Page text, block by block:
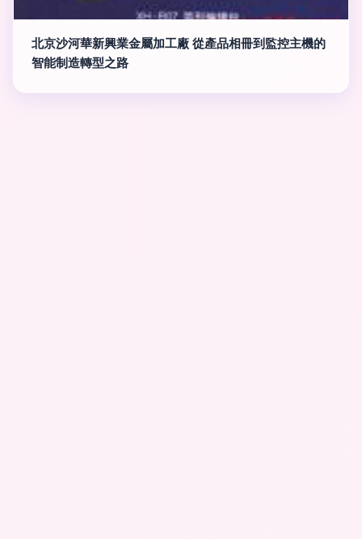
北京沙河華新興業金屬加工廠 從產品相冊到監控主機的
智能制造轉型之路